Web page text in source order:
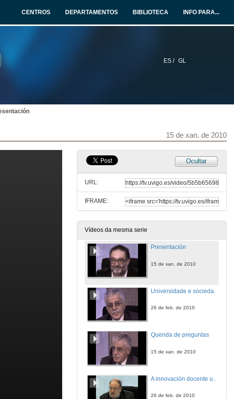
CENTROS DEPARTAMENTOS BIBLIOTECA INFO PARA...
ES / GL
15 de xan. de 2010
Ocultar
URL:
IFRAME:
Vídeos da mesma serie
4 de dec. de 2009
A avaliación como aprendizaxe
Quenda de preguntas
4 de dec. de 2009
Presentación
15 de xan. de 2010
26 de feb. de 2010
Quenda de preguntas
15 de xan. de 2010
26 de feb. de 2010